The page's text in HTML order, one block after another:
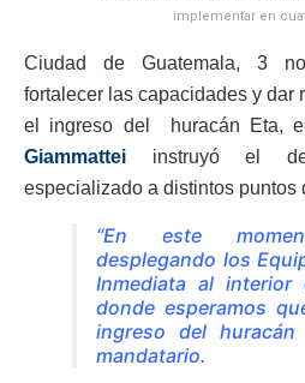
implementar en
Ciudad de Guatemala, 3
fortalecer las capacidades y dar
el ingreso del huracán Eta,
Giammattei instruyó el
especializado a distintos puntos
“En este
desplegando los
Inmediata al interior
donde esperamos
ingreso del huracán
mandatario.